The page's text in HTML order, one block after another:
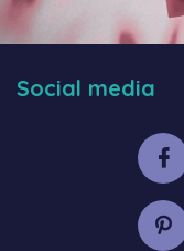
Social media